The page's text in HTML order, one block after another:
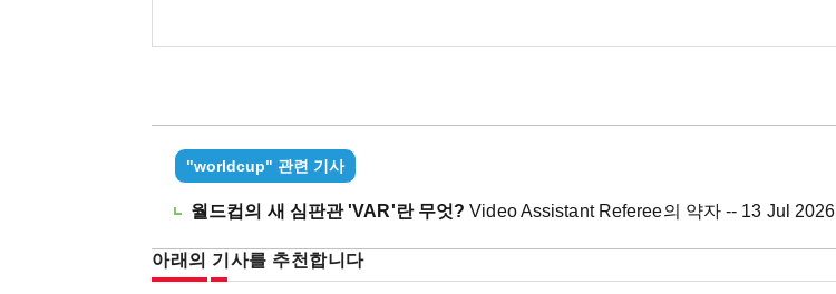
"worldcup" 관련 기사
월드컵의 새 심판관 'VAR'란 무엇?Video Assistant Referee의 약자 -- 13 Jul 2026
아래의 기사를 추천합니다